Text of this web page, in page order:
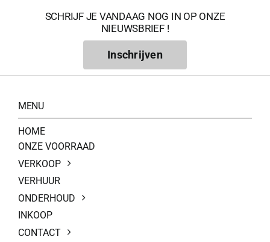
SCHRIJF JE VANDAAG NOG IN OP ONZE
NIEUWSBRIEF !
Inschrijven
MENU
HOME
ONZE VOORRAAD
VERKOOP
VERHUUR
ONDERHOUD
INKOOP
CONTACT